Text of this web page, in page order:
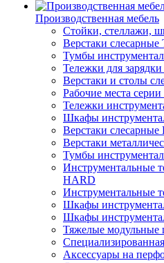
Производственная мебель
Стойки, стеллажи,
Верстаки слесарные
Тумбы
Тележки для
Верстаки и столы
Рабочие места
Тележки
Шкафы
Верстаки слесарные
Верстаки
Тумбы
Инструментальные
HARD
Инструментальные
Шкафы
Шкафы
Тяжелые
Аксессуары на